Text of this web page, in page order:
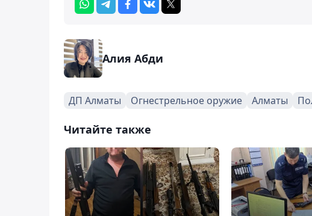
Алия Абди
ДП Алматы Огнестрельное оружие Алматы
Читайте также